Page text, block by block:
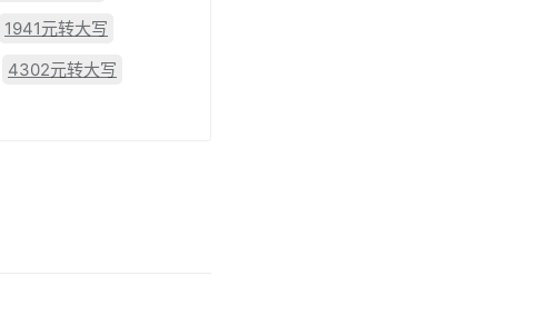
1941元转大写
4302元转大写